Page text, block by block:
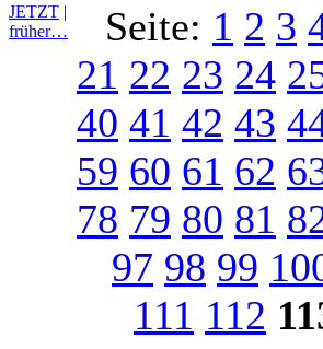
JETZT |
früher…
Seite: 1 2 3
21 22 23 24
40 41 42 43
59 60 61 62
78 79 80 81
97 98 99
111 112